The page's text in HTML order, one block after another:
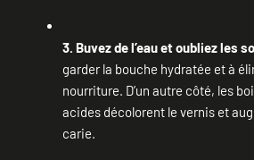
3. Buvez de l’eau et oubliez les
garder la bouche hydratée et à
nourriture. D’un autre côté, les
acides décolorent le vernis et
carie.